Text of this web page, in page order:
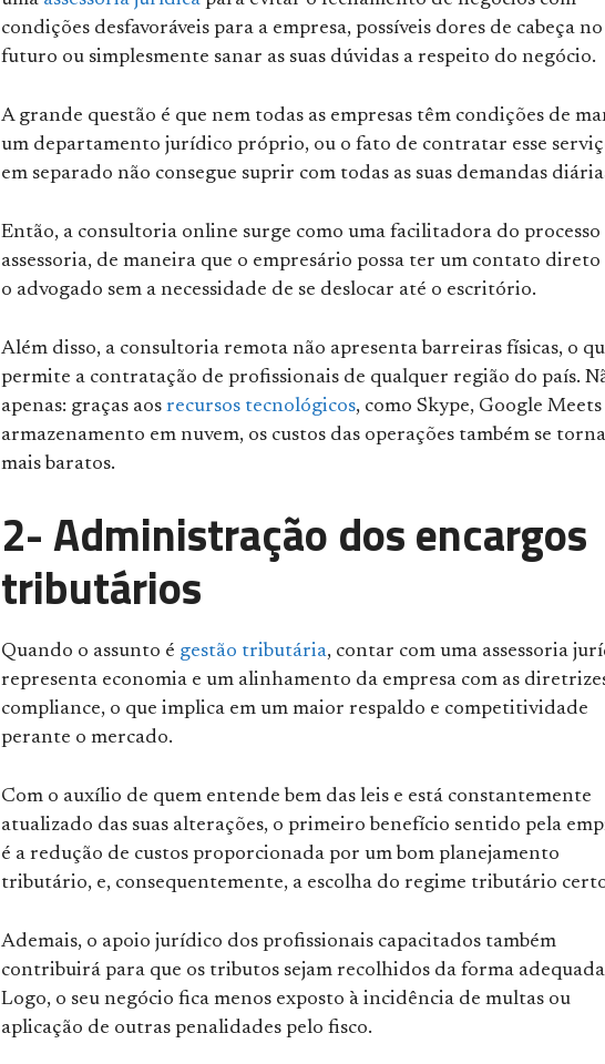
condições desfavoráveis para a empresa, possíveis dores de cabeça no
futuro ou simplesmente sanar as suas dúvidas a respeito do negócio.
A grande questão é que nem todas as empresas têm condições de
um departamento jurídico próprio, ou o fato de contratar esse
em separado não consegue suprir com todas as suas demandas
Então, a consultoria online surge como uma facilitadora do processo
assessoria, de maneira que o empresário possa ter um contato direto
o advogado sem a necessidade de se deslocar até o escritório.
Além disso, a consultoria remota não apresenta barreiras físicas, o
permite a contratação de profissionais de qualquer região do país.
apenas: graças aos recursos tecnológicos, como Skype, Google Meets
armazenamento em nuvem, os custos das operações também se
mais baratos.
2- Administração dos encargos
tributários
Quando o assunto é gestão tributária, contar com uma assessoria
representa economia e um alinhamento da empresa com as
compliance, o que implica em um maior respaldo e competitividade
perante o mercado.
Com o auxílio de quem entende bem das leis e está constantemente
atualizado das suas alterações, o primeiro benefício sentido pela
é a redução de custos proporcionada por um bom planejamento
tributário, e, consequentemente, a escolha do regime tributário
Ademais, o apoio jurídico dos profissionais capacitados também
contribuirá para que os tributos sejam recolhidos da forma
Logo, o seu negócio fica menos exposto à incidência de multas ou
aplicação de outras penalidades pelo fisco.